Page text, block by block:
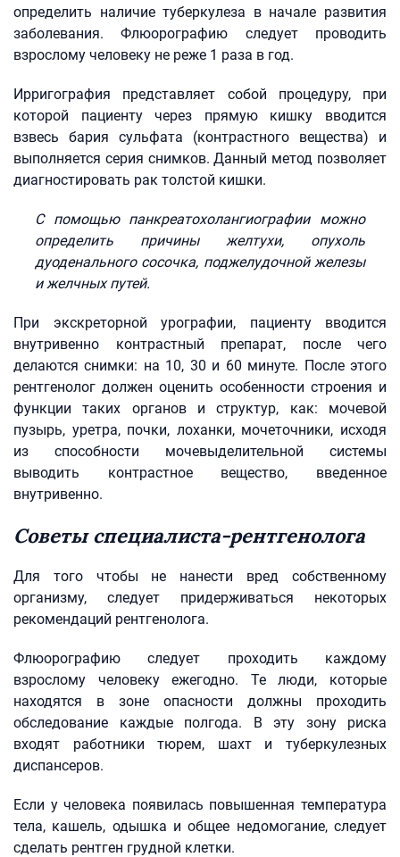
определить наличие туберкулеза в начале развития
заболевания. Флюорографию следует проводить
взрослому человеку не реже 1 раза в год.
Ирригография представляет собой процедуру, при
которой пациенту через прямую кишку вводится
взвесь бария сульфата (контрастного вещества) и
выполняется серия снимков. Данный метод позволяет
диагностировать рак толстой кишки.
С помощью панкреатохолангиографии можно
определить причины желтухи, опухоль
дуоденального сосочка, поджелудочной железы
и желчных путей.
При экскреторной урографии, пациенту вводится
внутривенно контрастный препарат, после чего
делаются снимки: на 10, 30 и 60 минуте. После этого
рентгенолог должен оценить особенности строения и
функции таких органов и структур, как: мочевой
пузырь, уретра, почки, лоханки, мочеточники, исходя
из способности мочевыделительной системы
выводить контрастное вещество, введенное
внутривенно.
Советы специалиста-рентгенолога
Для того чтобы не нанести вред собственному
организму, следует придерживаться некоторых
рекомендаций рентгенолога.
Флюорографию следует проходить каждому
взрослому человеку ежегодно. Те люди, которые
находятся в зоне опасности должны проходить
обследование каждые полгода. В эту зону риска
входят работники тюрем, шахт и туберкулезных
диспансеров.
Если у человека появилась повышенная температура
тела, кашель, одышка и общее недомогание, следует
сделать рентген грудной клетки.